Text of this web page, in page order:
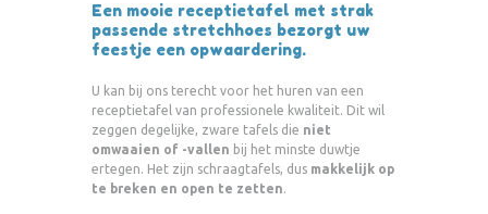
Een mooie receptietafel met strak
passende stretchhoes bezorgt uw
feestje een opwaardering.
U kan bij ons terecht voor het huren van een
receptietafel van professionele kwaliteit. Dit wil
zeggen degelijke, zware tafels die niet
omwaaien of -vallen bij het minste duwtje
ertegen. Het zijn schraagtafels, dus makkelijk op
te breken en open te zetten.